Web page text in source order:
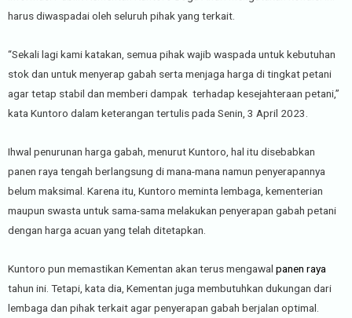
harus diwaspadai oleh seluruh pihak yang terkait.
“Sekali lagi kami katakan, semua pihak wajib waspada untuk kebutuhan
stok dan untuk menyerap gabah serta menjaga harga di tingkat petani
agar tetap stabil dan memberi dampak terhadap kesejahteraan petani,”
kata Kuntoro dalam keterangan tertulis pada Senin, 3 April 2023.
Ihwal penurunan harga gabah, menurut Kuntoro, hal itu disebabkan
panen raya tengah berlangsung di mana-mana namun penyerapannya
belum maksimal. Karena itu, Kuntoro meminta lembaga, kementerian
maupun swasta untuk sama-sama melakukan penyerapan gabah petani
dengan harga acuan yang telah ditetapkan.
Kuntoro pun memastikan Kementan akan terus mengawal panen raya
tahun ini. Tetapi, kata dia, Kementan juga membutuhkan dukungan dari
lembaga dan pihak terkait agar penyerapan gabah berjalan optimal.